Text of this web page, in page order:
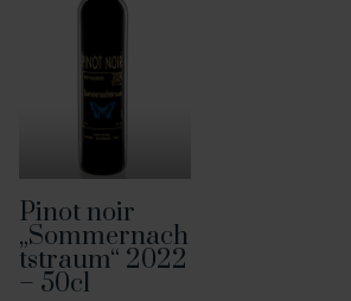
Pinot noir
„Sommernach
tstraum“ 2022
– 50cl